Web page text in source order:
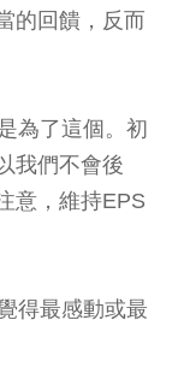
的回饋，反而
為了這個。初
我們不會後
意，維持EPS
得最感動或最